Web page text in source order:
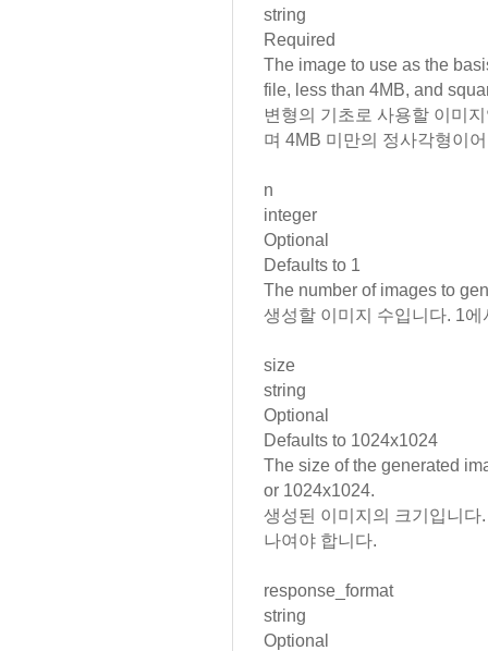
string
Required
The image to use as the
file, less than 4MB, and
변형의 기초로 사용할 이미
며 4MB 미만의 정사각형이
n
integer
Optional
Defaults to 1
The number of images to
생성할 이미지 수입니다. 1
size
string
Optional
Defaults to 1024x1024
The size of the generated
or 1024x1024.
생성된 이미지의 크기입니
나여야 합니다.
response_format
string
Optional